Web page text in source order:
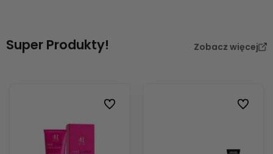
Super Produkty! Zobacz więcej
Do ulubionych Do